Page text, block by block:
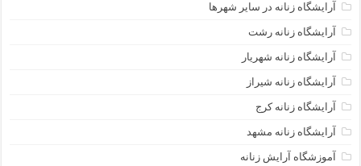
آرایشگاه زنانه در سایر شهرها
آرایشگاه زنانه رشت
آرایشگاه زنانه شهریار
آرایشگاه زنانه شیراز
آرایشگاه زنانه کرج
آرایشگاه زنانه مشهد
آموزشگاه آرایش زنانه